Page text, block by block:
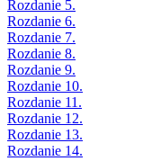
Rozdanie 5.
Rozdanie 6.
Rozdanie 7.
Rozdanie 8.
Rozdanie 9.
Rozdanie 10.
Rozdanie 11.
Rozdanie 12.
Rozdanie 13.
Rozdanie 14.